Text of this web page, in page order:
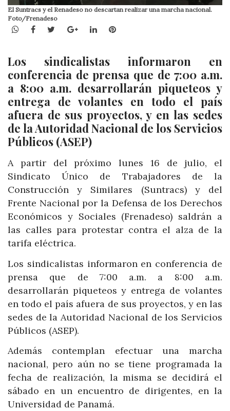
El Suntracs y el Renadeso no descartan realizar una marcha nacional.
Foto/Frenadeso
WhatsApp
Facebook
TwitterGoogle+LinkedInPinterest
Los sindicalistas informaron en
conferencia de prensa que de 7:00 a.m.
a 8:00 a.m. desarrollarán piqueteos y
entrega de volantes en todo el país
afuera de sus proyectos, y en las sedes
de la Autoridad Nacional de los Servicios
Públicos (ASEP)
A partir del próximo lunes 16 de julio, el
Sindicato Único de Trabajadores de la
Construcción y Similares (Suntracs) y del
Frente Nacional por la Defensa de los Derechos
Económicos y Sociales (Frenadeso) saldrán a
las calles para protestar contra el alza de la
tarifa eléctrica.
Los sindicalistas informaron en conferencia de
prensa que de 7:00 a.m. a 8:00 a.m.
desarrollarán piqueteos y entrega de volantes
en todo el país afuera de sus proyectos, y en las
sedes de la Autoridad Nacional de los Servicios
Públicos (ASEP).
Además contemplan efectuar una marcha
nacional, pero aún no se tiene programada la
fecha de realización, la misma se decidirá el
sábado en un encuentro de dirigentes, en la
Universidad de Panamá.